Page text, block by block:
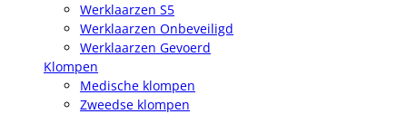
Werklaarzen S5
Werklaarzen Onbeveiligd
Werklaarzen Gevoerd
Klompen
Medische klompen
Zweedse klompen